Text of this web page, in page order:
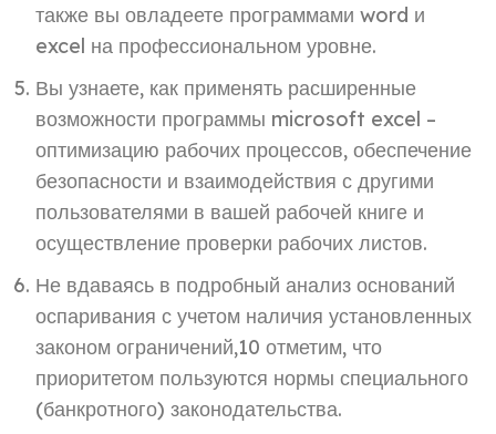
также вы овладеете программами word и
excel на профессиональном уровне.
Вы узнаете, как применять расширенные
возможности программы microsoft excel –
оптимизацию рабочих процессов, обеспечение
безопасности и взаимодействия с другими
пользователями в вашей рабочей книге и
осуществление проверки рабочих листов.
Не вдаваясь в подробный анализ оснований
оспаривания с учетом наличия установленных
законом ограничений,10 отметим, что
приоритетом пользуются нормы специального
(банкротного) законодательства.